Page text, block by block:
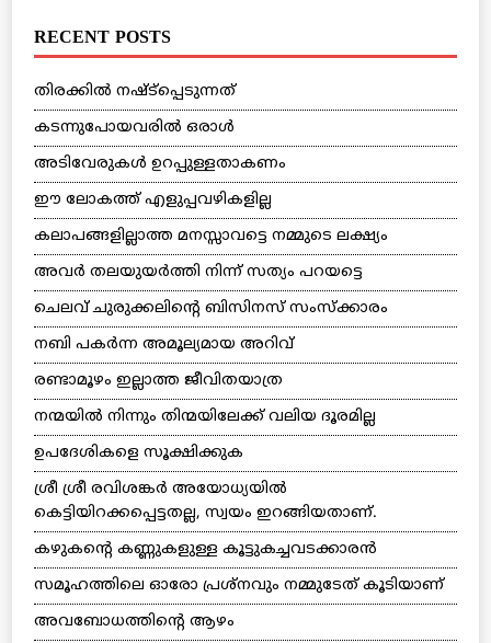
RECENT POSTS
തിരക്കില്‍ നഷ്ട്‌പ്പെടുന്നത്
കടന്നുപോയവരില്‍ ഒരാള്‍
അടിവേരുകള്‍ ഉറപ്പുള്ളതാകണം
ഈ ലോകത്ത് എളുപ്പവഴികളില്ല
കലാപങ്ങളില്ലാത്ത മനസ്സാവട്ടെ നമ്മുടെ ലക്ഷ്യം
അവര്‍ തലയുയര്‍ത്തി നിന്ന് സത്യം പറയട്ടെ
ചെലവ് ചുരുക്കലിന്റെ ബിസിനസ് സംസ്‌ക്കാരം
നബി പകര്‍ന്ന അമൂല്യമായ അറിവ്
രണ്ടാമൂഴം ഇല്ലാത്ത ജീവിതയാത്ര
നന്മയില്‍ നിന്നും തിന്മയിലേക്ക് വലിയ ദൂരമില്ല
ഉപദേശികളെ സൂക്ഷിക്കുക
ശ്രീ ശ്രീ രവിശങ്കര്‍ അയോധ്യയില്‍
കെട്ടിയിറക്കപ്പെട്ടതല്ല, സ്വയം ഇറങ്ങിയതാണ്.
കഴുകന്റെ കണ്ണുകളുള്ള കൂട്ടുകച്ചവടക്കാരന്‍
സമൂഹത്തിലെ ഓരോ പ്രശ്‌നവും നമ്മുടേത് കൂടിയാണ്
അവബോധത്തിന്റെ ആഴം